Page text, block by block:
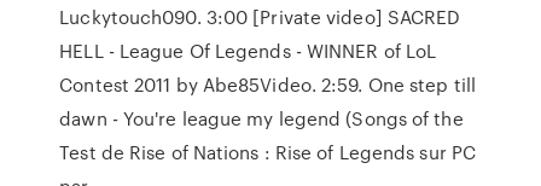
Luckytouch090. 3:00 [Private video] SACRED
HELL - League Of Legends - WINNER of LoL
Contest 2011 by Abe85Video. 2:59. One step till
dawn - You're league my legend (Songs of the
Test de Rise of Nations : Rise of Legends sur PC